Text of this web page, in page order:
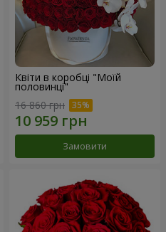
Квіти в коробці "Моїй
половинці"
16 860 грн
Замовити